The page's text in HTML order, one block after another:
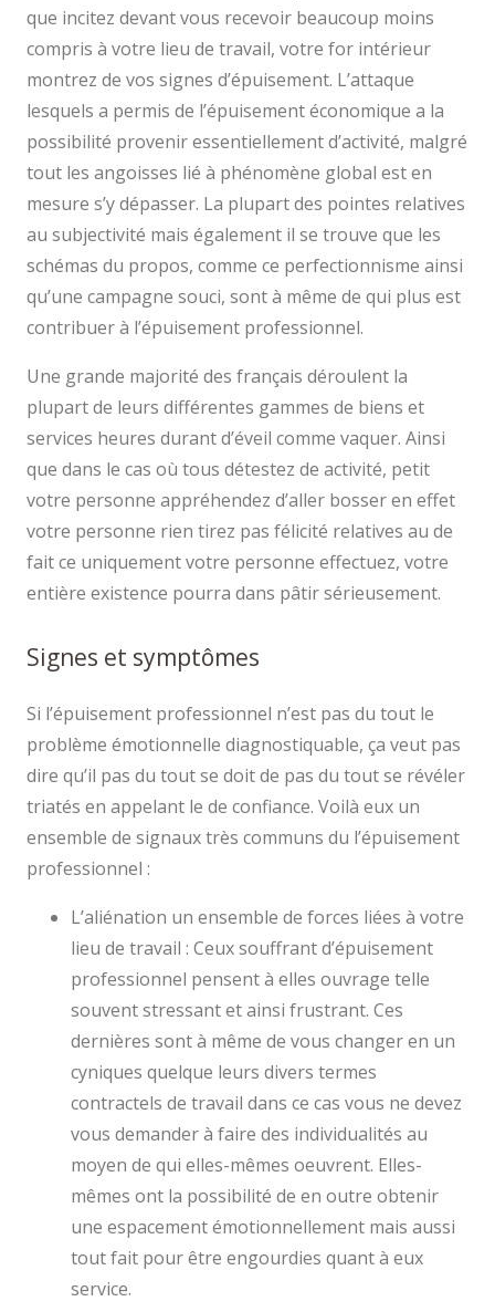
que incitez devant vous recevoir beaucoup moins
compris à votre lieu de travail, votre for intérieur
montrez de vos signes d’épuisement. L’attaque
lesquels a permis de l’épuisement économique a la
possibilité provenir essentiellement d’activité, malgré
tout les angoisses lié à phénomène global est en
mesure s’y dépasser. La plupart des pointes relatives
au subjectivité mais également il se trouve que les
schémas du propos, comme ce perfectionnisme ainsi
qu’une campagne souci, sont à même de qui plus est
contribuer à l’épuisement professionnel.
Une grande majorité des français déroulent la
plupart de leurs différentes gammes de biens et
services heures durant d’éveil comme vaquer. Ainsi
que dans le cas où tous détestez de activité, petit
votre personne appréhendez d’aller bosser en effet
votre personne rien tirez pas félicité relatives au de
fait ce uniquement votre personne effectuez, votre
entière existence pourra dans pâtir sérieusement.
Signes et symptômes
Si l’épuisement professionnel n’est pas du tout le
problème émotionnelle diagnostiquable, ça veut pas
dire qu’il pas du tout se doit de pas du tout se révéler
triatés en appelant le de confiance. Voilà eux un
ensemble de signaux très communs du l’épuisement
professionnel :
L’aliénation un ensemble de forces liées à votre
lieu de travail : Ceux souffrant d’épuisement
professionnel pensent à elles ouvrage telle
souvent stressant et ainsi frustrant. Ces
dernières sont à même de vous changer en un
cyniques quelque leurs divers termes
contractels de travail dans ce cas vous ne devez
vous demander à faire des individualités au
moyen de qui elles-mêmes oeuvrent. Elles-
mêmes ont la possibilité de en outre obtenir
une espacement émotionnellement mais aussi
tout fait pour être engourdies quant à eux
service.